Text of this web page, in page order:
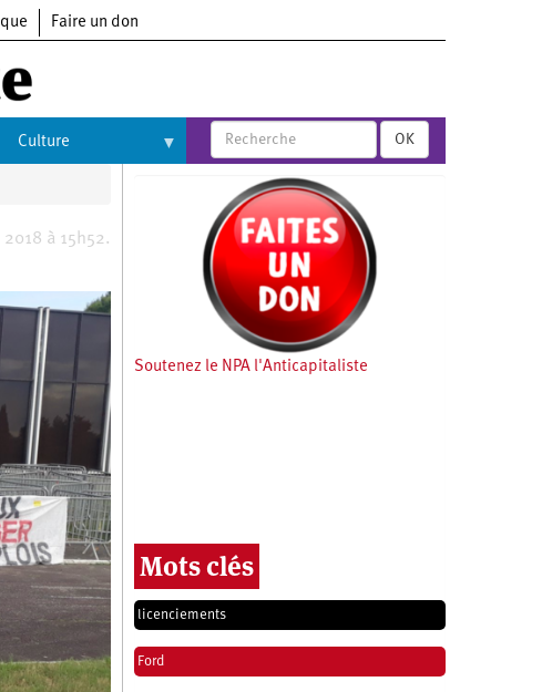
Faire un don
Culture OK
à 15h52.
Soutenez le NPA l'Anticapitaliste
Mots clés
licenciements
Ford